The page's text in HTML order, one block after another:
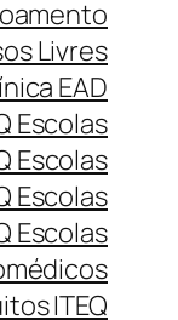
Livres
EAD
Escolas
Escolas
Escolas
Escolas
ITEQ